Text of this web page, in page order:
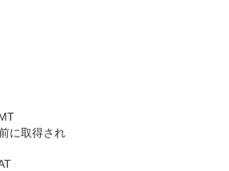
に取得され